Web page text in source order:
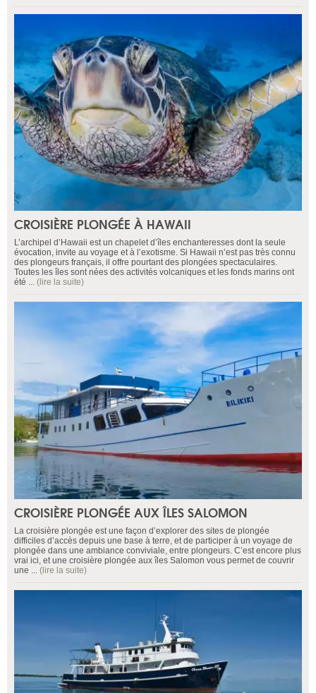
CROISIÈRE PLONGÉE À HAWAII
L’archipel d’Hawaii est un chapelet d’îles enchanteresses dont la seule
évocation, invite au voyage et à l’exotisme. Si Hawaii n’est pas très connu
des plongeurs français, il offre pourtant des plongées spectaculaires.
Toutes les îles sont nées des activités volcaniques et les fonds marins ont
été ... (lire la suite)
CROISIÈRE PLONGÉE AUX ÎLES SALOMON
La croisière plongée est une façon d’explorer des sites de plongée
difficiles d’accès depuis une base à terre, et de participer à un voyage de
plongée dans une ambiance conviviale, entre plongeurs. C’est encore plus
vrai ici, et une croisière plongée aux îles Salomon vous permet de couvrir
une ... (lire la suite)